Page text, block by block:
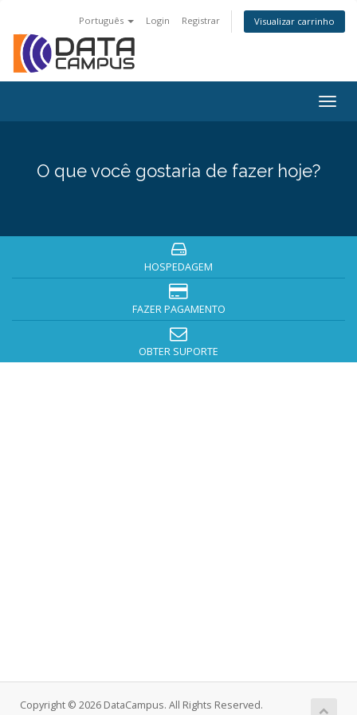
Português Login Registrar Visualizar carrinho
O que você gostaria de fazer hoje?
HOSPEDAGEM
FAZER PAGAMENTO
OBTER SUPORTE
Copyright © 2026 DataCampus. All Rights Reserved.